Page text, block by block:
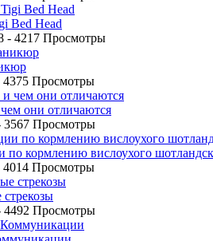
Bed Head
- 4217 Просмотры
4375 Просмотры
они отличаются
3567 Просмотры
по кормлению вислоухого
4014 Просмотры
4492 Просмотры